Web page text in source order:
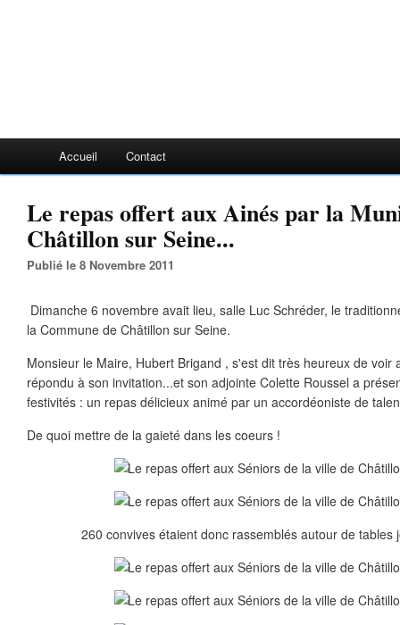
Accueil Contact
Le repas offert aux Ainés par la
Châtillon sur Seine...
Publié le 8 Novembre 2011
Dimanche 6 novembre avait lieu, salle Luc Schréder, le
la Commune de Châtillon sur Seine.
Monsieur le Maire, Hubert Brigand , s'est dit très heureux de voir
répondu à son invitation...et son adjointe Colette Roussel a
festivités : un repas délicieux animé par un accordéoniste de
De quoi mettre de la gaieté dans les coeurs !
260 convives étaient donc rassemblés autour de tables